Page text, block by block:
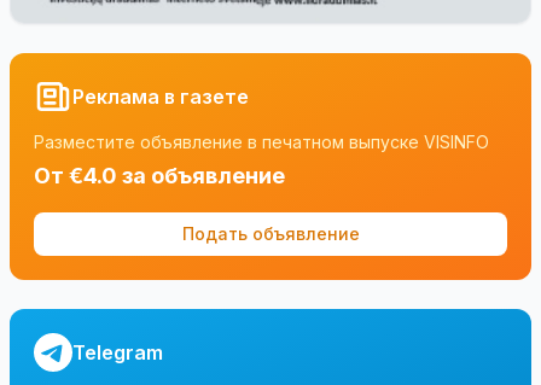
Реклама в газете
Разместите объявление в печатном выпуске VISINFO
От €4.0 за объявление
Подать объявление
Telegram